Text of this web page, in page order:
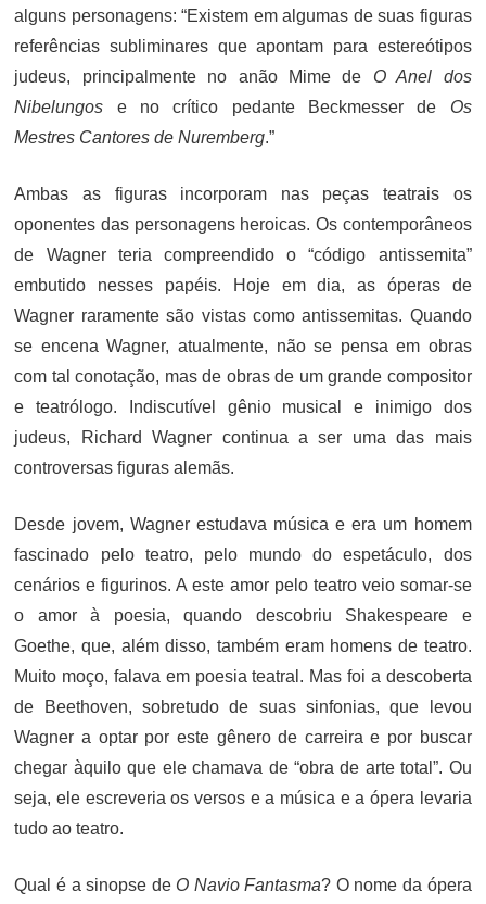
alguns personagens: “Existem em algumas de suas figuras
referências subliminares que apontam para estereótipos
judeus, principalmente no anão Mime de O Anel dos
Nibelungos e no crítico pedante Beckmesser de Os
Mestres Cantores de Nuremberg.”
Ambas as figuras incorporam nas peças teatrais os
oponentes das personagens heroicas. Os contemporâneos
de Wagner teria compreendido o “código antissemita”
embutido nesses papéis. Hoje em dia, as óperas de
Wagner raramente são vistas como antissemitas. Quando
se encena Wagner, atualmente, não se pensa em obras
com tal conotação, mas de obras de um grande compositor
e teatrólogo. Indiscutível gênio musical e inimigo dos
judeus, Richard Wagner continua a ser uma das mais
controversas figuras alemãs.
Desde jovem, Wagner estudava música e era um homem
fascinado pelo teatro, pelo mundo do espetáculo, dos
cenários e figurinos. A este amor pelo teatro veio somar-se
o amor à poesia, quando descobriu Shakespeare e
Goethe, que, além disso, também eram homens de teatro.
Muito moço, falava em poesia teatral. Mas foi a descoberta
de Beethoven, sobretudo de suas sinfonias, que levou
Wagner a optar por este gênero de carreira e por buscar
chegar àquilo que ele chamava de “obra de arte total”. Ou
seja, ele escreveria os versos e a música e a ópera levaria
tudo ao teatro.
Qual é a sinopse de O Navio Fantasma? O nome da ópera